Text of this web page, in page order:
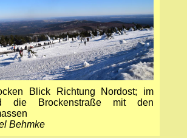
Blick Richtung Nordost; im
die Brockenstraße mit den
Behmke